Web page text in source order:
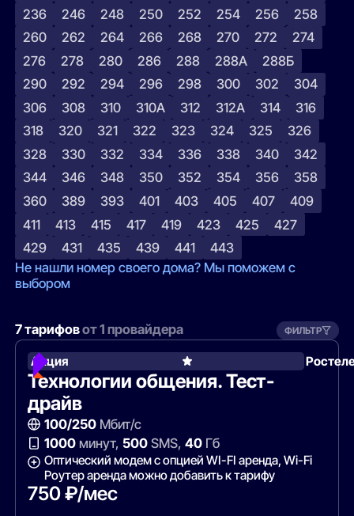
236
246 248 250 252 254 256
258
260
262 264 266 268 270 272
274
276
278 280 286 288 288А
288Б
290
292 294 296 298 300 302
304
306
308 310 310А 312 312А 314
316
318
320 321 322 323 324 325
326
328
330 332 334 336 338 340
342
344
346 348 350 352 354 356
358
360
389 393 401 403 405 407
409
411
413 415 417 419 423 425
427
429
431 435 439 441
443
Не нашли номер своего дома? Мы поможем с
выбором
7 тарифовот 1 провайдера ФИЛЬТР
Акция
Технологии общения. Тест-
драйв
100/250Мбит/с
1000минут, 500SMS, 40Гб
Оптический модем с опцией WI-FI аренда, Wi-Fi
Роутер аренда можно добавить к тарифу
750 ₽/мес